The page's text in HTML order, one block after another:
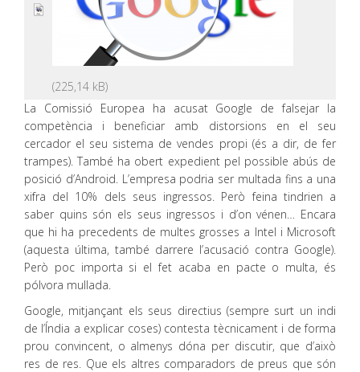
La Comissió Europea ha acusat Google de falsejar la
competència i beneficiar amb distorsions en el seu
cercador el seu sistema de vendes propi (és a dir, de fer
trampes). També ha obert expedient pel possible abús de
posició d’Android. L’empresa podria ser multada fins a una
xifra del 10% dels seus ingressos. Però feina tindrien a
saber quins són els seus ingressos i d’on vénen… Encara
que hi ha precedents de multes grosses a Intel i Microsoft
(aquesta última, també darrere l’acusació contra Google).
Però poc importa si el fet acaba en pacte o multa, és
pólvora mullada.
Google, mitjançant els seus directius (sempre surt un indi
de l’Índia a explicar coses) contesta tècnicament i de forma
prou convincent, o almenys dóna per discutir, que d’això
res de res. Que els altres comparadors de preus que són